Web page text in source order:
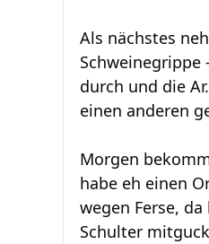
Als nächstes
Schweinegrippe
durch und die
einen anderen
Morgen
habe eh einen
wegen Ferse,
Schulter